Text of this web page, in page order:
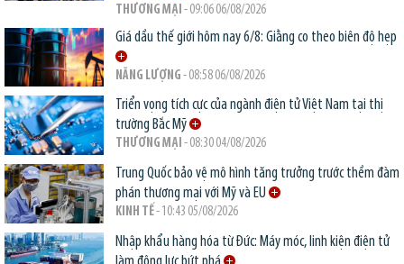
THƯƠNG MẠI - 09:06 06/08/2026
Giá dầu thế giới hôm nay 6/8: Giằng co theo biên độ hẹp
NĂNG LƯỢNG - 08:58 06/08/2026
Triển vọng tích cực của ngành điện tử Việt Nam tại thị
trường Bắc Mỹ
THƯƠNG MẠI - 08:30 04/08/2026
Trung Quốc bảo vệ mô hình tăng trưởng trước thềm đàm
phán thương mại với Mỹ và EU
KINH TẾ- 10:43 05/08/2026
Nhập khẩu hàng hóa từ Đức: Máy móc, linh kiện điện tử